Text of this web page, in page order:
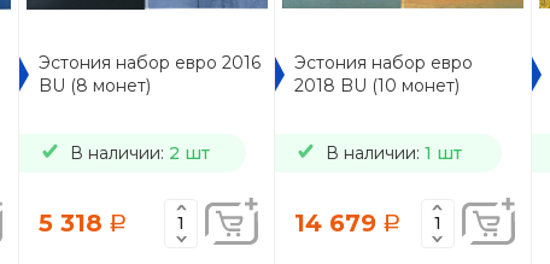
Эстония набор евро 2016
BU (8 монет)
В наличии: 2 шт
5 318 a
Эстония набор евро
2018 BU (10 монет)
В наличии: 1 шт
14 679 a